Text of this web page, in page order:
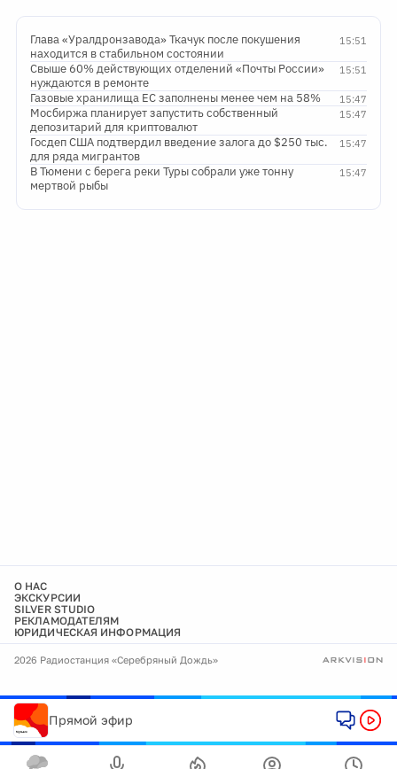
15:51
Глава «Уралдронзавода» Ткачук после покушения
находится в стабильном состоянии
15:51
Свыше 60% действующих отделений «Почты России»
нуждаются в ремонте
15:47
Газовые хранилища ЕС заполнены менее чем на 58%
15:47
Мосбиржа планирует запустить собственный
депозитарий для криптовалют
15:47
Госдеп США подтвердил введение залога до $250 тыс.
для ряда мигрантов
15:47
В Тюмени с берега реки Туры собрали уже тонну
мертвой рыбы
О НАС
ЭКСКУРСИИ
SILVER STUDIO
РЕКЛАМОДАТЕЛЯМ
ЮРИДИЧЕСКАЯ ИНФОРМАЦИЯ
2026 Радиостанция «Серебряный Дождь»
Прямой эфир